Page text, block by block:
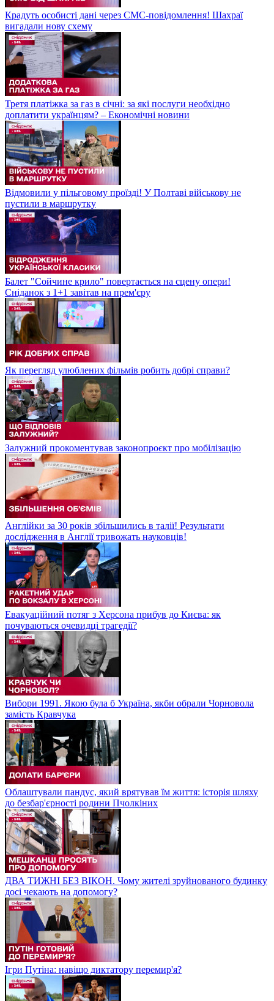
Крадуть особисті дані через СМС-повідомлення! Шахраї
вигадали нову схему
Третя платіжка за газ в січні: за які послуги необхідно
доплатити українцям? – Економічні новини
Відмовили у пільговому проїзді! У Полтаві військову не
пустили в маршрутку
Балет "Сойчине крило" повертається на сцену опери!
Сніданок з 1+1 завітав на прем'єру
Як перегляд улюблених фільмів робить добрі справи?
Залужний прокоментував законопроєкт про мобілізацію
Англійки за 30 років збільшились в талії! Результати
дослідження в Англії тривожать науковців!
Евакуаційний потяг з Херсона прибув до Києва: як
почуваються очевидці трагедії?
Вибори 1991. Якою була б Україна, якби обрали Чорновола
замість Кравчука
Облаштували пандус, який врятував їм життя: історія шляху
до безбар'єрності родини Пчолкіних
ДВА ТИЖНІ БЕЗ ВІКОН. Чому жителі зруйнованого будинку
досі чекають на допомогу?
Ігри Путіна: навіщо диктатору перемир'я?